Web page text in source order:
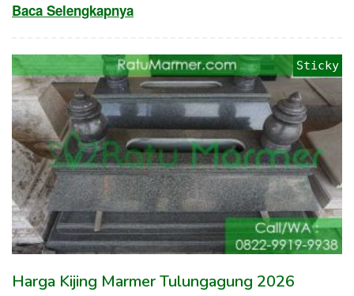
Baca Selengkapnya
Harga Kijing Marmer Tulungagung 2026
Sticky